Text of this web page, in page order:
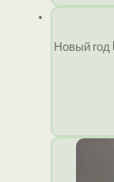
Новый год